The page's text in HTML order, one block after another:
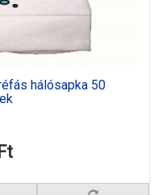
hálósapka 50